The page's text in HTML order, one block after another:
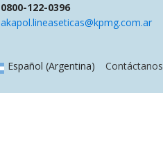
0800-122-0396
akapol.lineaseticas@kpmg.com.ar
Español (Argentina) Contáctanos